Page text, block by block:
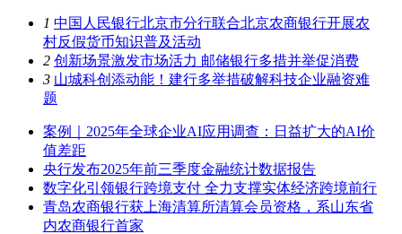
1 中国人民银行北京市分行联合北京农商银行开展农
村反假货币知识普及活动
2 创新场景激发市场活力 邮储银行多措并举促消费
3 山城科创添动能！建行多举措破解科技企业融资难
题
案例｜2025年全球企业AI应用调查：日益扩大的AI价
值差距
央行发布2025年前三季度金融统计数据报告
数字化引领银行跨境支付 全力支撑实体经济跨境前行
青岛农商银行获上海清算所清算会员资格，系山东省
内农商银行首家